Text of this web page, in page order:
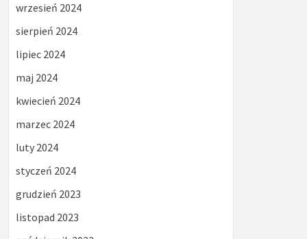
wrzesień 2024
sierpień 2024
lipiec 2024
maj 2024
kwiecień 2024
marzec 2024
luty 2024
styczeń 2024
grudzień 2023
listopad 2023